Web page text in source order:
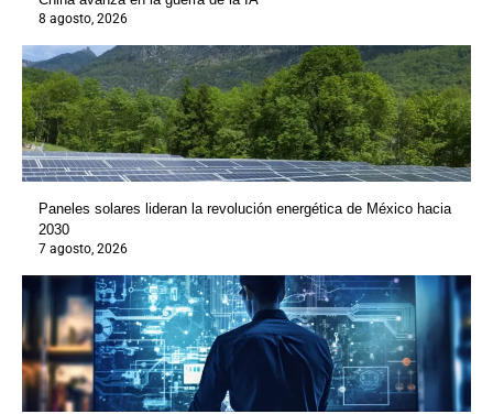
8 agosto, 2026
Paneles solares lideran la revolución energética de México hacia
2030
7 agosto, 2026